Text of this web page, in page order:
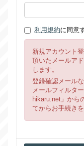
利用規約に同意
新規アカウント
頂いたメールア
します。
登録確認メール
メールフィルタ
hikaru.net」から
てからお手続き